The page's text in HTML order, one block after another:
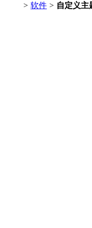
> 软件 > 自定义主